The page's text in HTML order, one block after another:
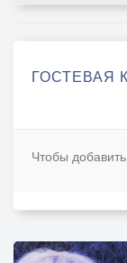
ГОСТЕВАЯ
Чтобы